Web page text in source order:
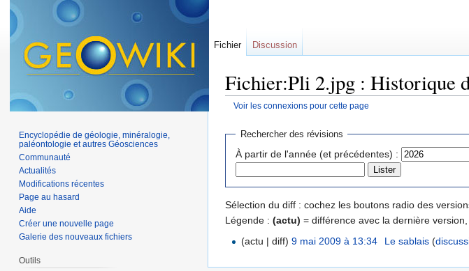
Fichier:Pli 2.jpg : Historique
Voir les connexions pour cette page
Rechercher des révisions
À partir de l'année (et précédentes) :
Sélection du diff : cochez les boutons radio des
Légende : (actu) = différence avec la dernière version,
(actu | diff) 9 mai 2009 à 13:34 Le sablais (
Fichier Discussion
Encyclopédie de géologie, minéralogie,
paléontologie et autres Géosciences
Communauté
Actualités
Modifications récentes
Page au hasard
Aide
Créer une nouvelle page
Galerie des nouveaux fichiers
Outils